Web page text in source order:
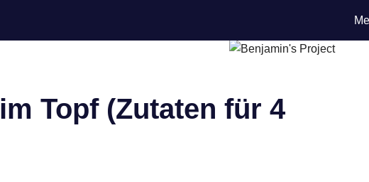
Topf (Zutaten für 4